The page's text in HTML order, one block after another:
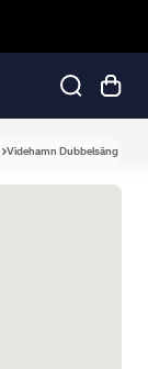
Videhamn Dubbelsäng